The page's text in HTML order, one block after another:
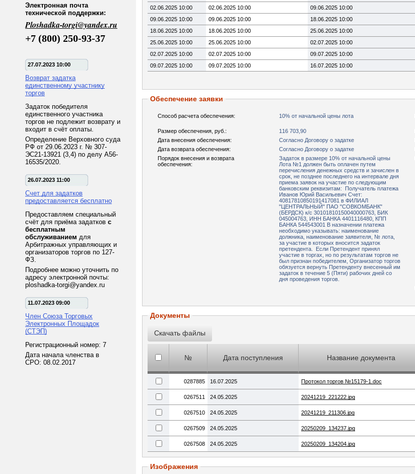
Электронная почта
технической поддержки:
Ploshadka-torgi@yandex.ru
+7 (800) 250-93-37
27.07.2023 10:00
Возврат задатка
единственному участнику
торгов
Задаток победителя
единственного участника
торгов не подлежит возврату и
входит в счёт оплаты.
Определение Верховного суда
РФ от 29.06.2023 г. № 307-
ЭС21-13921 (3,4) по делу А56-
16535/2020.
26.07.2023 11:00
Счет для задатков
предоставляется бесплатно
Предоставляем специальный
счёт для приёма задатков с
бесплатным
обслуживанием для
Арбитражных управляющих и
организаторов торгов по 127-
ФЗ.
Подробнее можно уточнить по
адресу электронной почты:
ploshadka-torgi@yandex.ru
11.07.2023 09:00
Член Союза Торговых
Электронных Площадок
(СТЭП)
Регистрационный номер: 7
Дата начала членства в
СРО: 08.02.2017
02.06.2025 10:00
02.06.2025 10:00 09.06.2025 10:00
09.06.2025 10:00
09.06.2025 10:00 18.06.2025 10:00
18.06.2025 10:00
18.06.2025 10:00 25.06.2025 10:00
25.06.2025 10:00
25.06.2025 10:00 02.07.2025 10:00
02.07.2025 10:00
02.07.2025 10:00 09.07.2025 10:00
09.07.2025 10:00
09.07.2025 10:00 16.07.2025 10:00
Обеспечение заявки
Способ расчета обеспечения: 10% от начальной цены лота
Размер обеспечения, руб.:
116 703,90
Дата внесения обеспечения:
Согласно Договору о задатке
Дата возврата обеспечения:
Согласно Договору о задатке
Порядок внесения и возврата
обеспечения:
Задаток в размере 10% от начальной цены
Лота №1 должен быть оплачен путем
перечисления денежных средств и зачислен в
срок, не позднее последнего на интервале дня
приема заявок на участие по следующим
банковским реквизитам: Получатель платежа
Иванов Юрий Васильевич Счет:
40817810850191417081 в ФИЛИАЛ
"ЦЕНТРАЛЬНЫЙ" ПАО "СОВКОМБАНК"
(БЕРДСК) к/с 30101810150040000763, БИК
045004763, ИНН БАНКА 4401116480, КПП
БАНКА 544543001 В назначении платежа
необходимо указывать: наименование
должника, наименование заявителя, № лота,
за участие в которых вносится задаток
претендента. Если Претендент принял
участие в торгах, но по результатам торгов не
был признан победителем, Организатор торгов
обязуется вернуть Претенденту внесенный им
задаток в течение 5 (Пяти) рабочих дней со
дня проведения торгов.
Документы
№ Дата поступления Название документа
0287885 16.07.2025 Протокол торгов №15179-1.doc
0267511 24.05.2025 20241219_221222.jpg
0267510 24.05.2025 20241219_211306.jpg
0267509 24.05.2025 20250209_134237.jpg
0267508 24.05.2025 20250209_134204.jpg
Изображения